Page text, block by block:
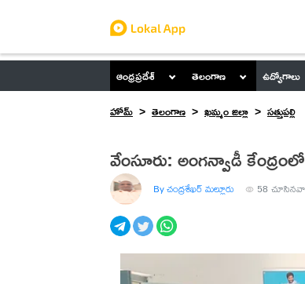
ఆంధ్రప్రదేశ్ తెలంగాణ ఉద్యోగాలు
హోమ్
తెలంగాణ ఖమ్మం జిల్లా సత్తుపల్లి
వేంసూరు: అంగన్వాడీ
By చంద్రశేఖర్ మల్లూరు 58